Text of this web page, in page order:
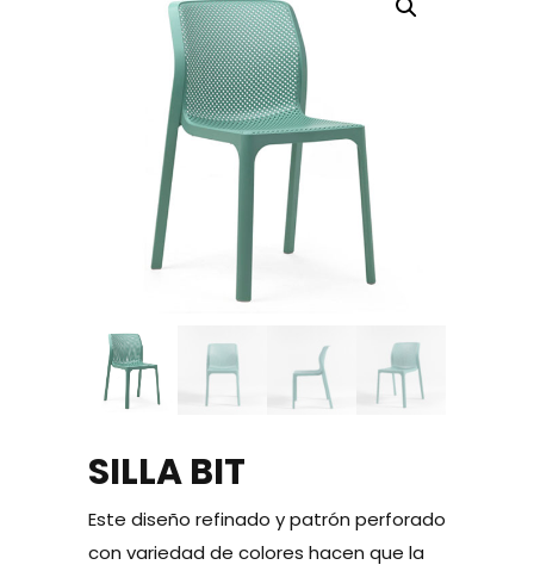
SILLA BIT
Este diseño refinado y patrón perforado
con variedad de colores hacen que la